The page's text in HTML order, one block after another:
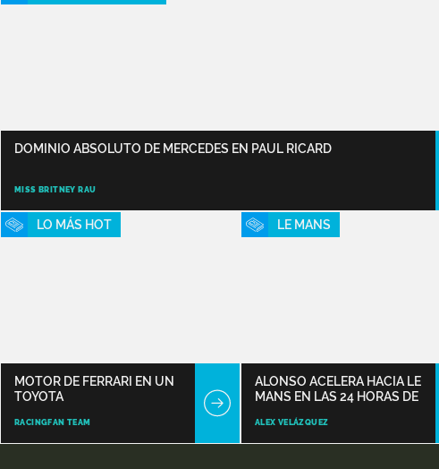
DOMINIO ABSOLUTO DE MERCEDES EN PAUL RICARD
MISS BRITNEY RAU
LO MÁS HOT
MOTOR DE FERRARI EN UN
TOYOTA
RACINGFAN TEAM
LE MANS
ALONSO ACELERA HACIA LE
MANS EN LAS 24 HORAS DE
ALEX VELÁZQUEZ